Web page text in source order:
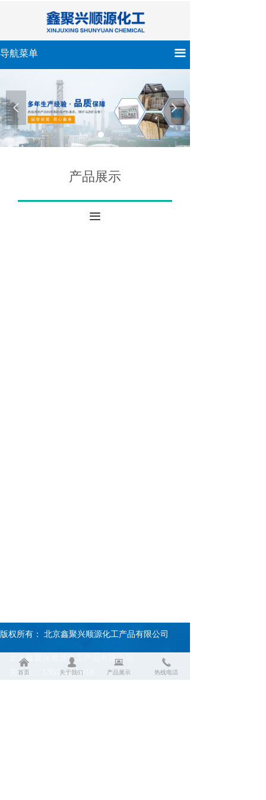
끀
导航菜单
넳 넲
끀
产品展示
北京鑫聚兴顺源化工产品有限公司
关女士：13521888618
版权所有： 北京鑫聚兴顺源化工产品有限公司
낀
首页
넙
关于我们
뀵
产品展示
끅
热线电话